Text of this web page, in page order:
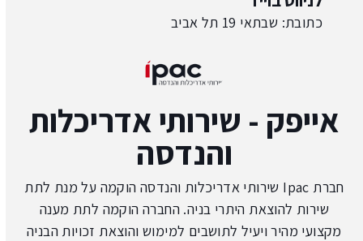
כתובת: שבתאי 19 תל אביב
אייפק - שירותי אדריכלות
והנדסה
חברת Ipac שירותי אדריכלות והנדסה הוקמה על מנת לתת
שירות להוצאת היתרי בניה. החברה הוקמה לתת מענה
מקצועי מהיר ויעיל לתושבים למימוש והוצאת זכויות הבניה